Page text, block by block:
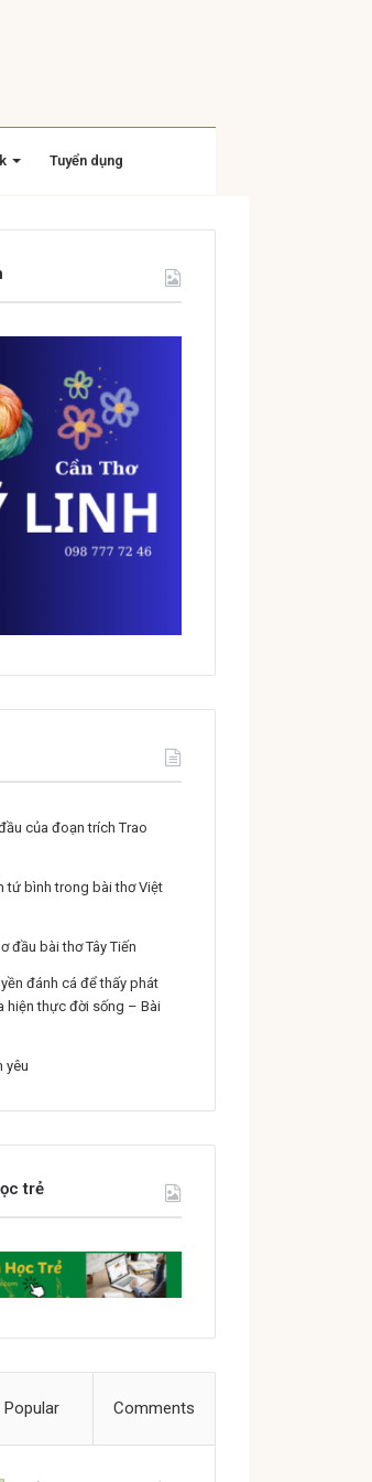
Tuyển dụng
của đoạn trích Trao
tứ bình trong bài thơ Việt
đầu bài thơ Tây Tiến
đánh cá để thấy phát
hiện thực đời sống – Bài
yêu
trẻ
Popular Comments